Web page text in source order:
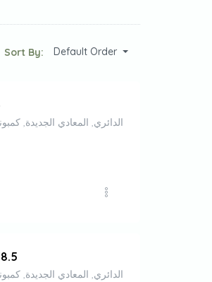
Sort By: Default Order
الطريق الدائري, المعادي الجديدة, كمبوند
الطريق الدائري, المعادي الجديدة, كمبوند